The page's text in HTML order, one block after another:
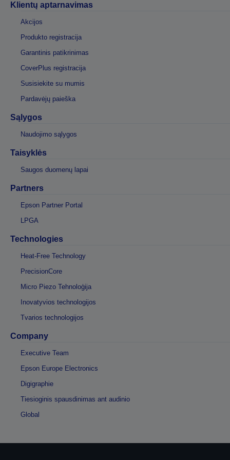
Klientų aptarnavimas
Akcijos
Produkto registracija
Garantinis patikrinimas
CoverPlus registracija
Susisiekite su mumis
Pardavėjų paieška
Sąlygos
Naudojimo sąlygos
Taisyklės
Saugos duomenų lapai
Partners
Epson Partner Portal
LPGA
Technologies
Heat-Free Technology
PrecisionCore
Micro Piezo Tehnoloģija
Inovatyvios technologijos
Tvarios technologijos
Company
Executive Team
Epson Europe Electronics
Digigraphie
Tiesioginis spausdinimas ant audinio
Global